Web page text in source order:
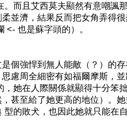
。而且艾西莫夫顯然有意嘲諷
並濟，結果反而把女角弄得
<- 也是蘇字頭的）。
個強悍到無人能敵（？）的
慮周全細密有如福爾摩斯，
，她在人際關係就顯得十分笨
甚至給了她更高的地位）。
型的敗犬，也因此她就只能在